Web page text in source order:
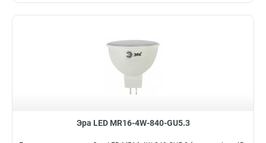
Эра LED MR16-4W-840-GU5.3